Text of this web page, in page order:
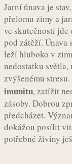
Jarní únava je
přelomu zimy a
ve skutečnosti jde
pod zátěží.
leží hluboko v
nedostatku
zvýšenému
imunitu, zatížit
zásoby. Dobrou
předcházet.
dokážou posílit
potřebné živiny